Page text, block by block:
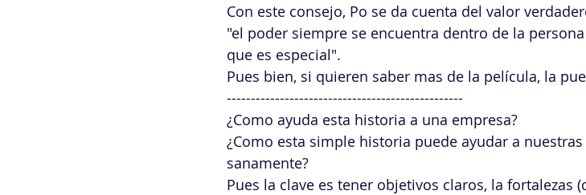
Con este consejo, Po se da cuenta del valor
"el poder siempre se encuentra dentro de la
que es especial".
Pues bien, si quieren saber mas de la película, la
-------------------------------------------------
¿Como ayuda esta historia a una empresa?
¿Como esta simple historia puede ayudar a
sanamente?
Pues la clave es tener objetivos claros, la fortalezas